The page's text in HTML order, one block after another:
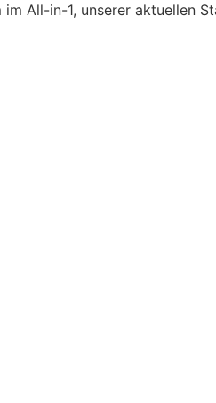
All-in-1, unserer aktuellen